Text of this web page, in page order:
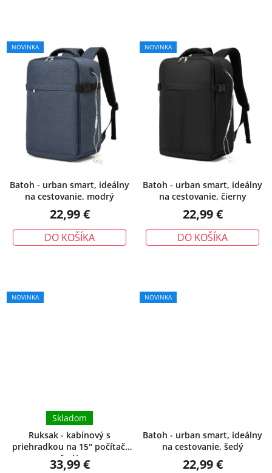
NOVINKA
Batoh - urban smart, ideálny
na cestovanie, modrý
22,99 €
DO KOŠÍKA
NOVINKA
Batoh - urban smart, ideálny
na cestovanie, čierny
22,99 €
DO KOŠÍKA
NOVINKA
Ruksak - kabínový s
priehradkou na 15" počítač,
šedý
Skladom
33,99 €
NOVINKA
Batoh - urban smart, ideálny
na cestovanie, šedý
22,99 €